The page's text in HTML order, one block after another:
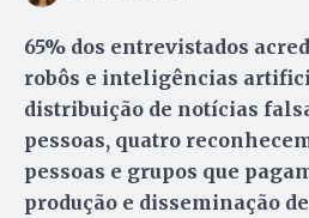
65% dos entrevistados
robôs e inteligências
distribuição de notícias
pessoas, quatro
pessoas e grupos que
produção e disseminação